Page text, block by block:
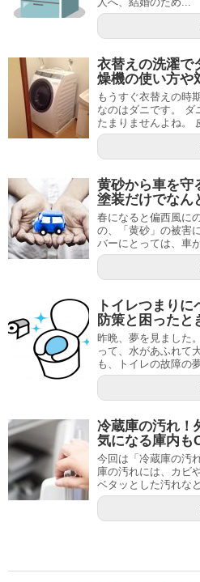
衣替えの洗濯で
燥機の使い方や
もうすぐ衣替えの時
なのはダニです。 ダ
たまりませんよね。
黄砂から車を守
塗装だけでなん
春になると偏西風に
の、「黄砂」の被害
バーにとっては、車
トイレつまり
防策と困ったと
昨晩、夢を見ました
って、水があふれて
も、トイレの故障の
冷蔵庫の汚れ！
気になる庫内も
今回は「冷蔵庫の汚
庫の汚れには、カビ
ベタッとした汚れな